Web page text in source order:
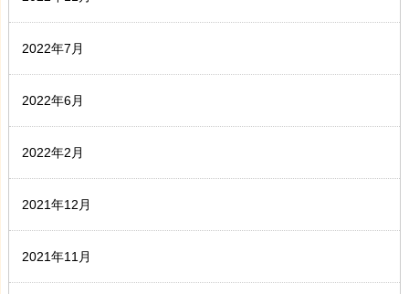
2022年7月
2022年6月
2022年2月
2021年12月
2021年11月